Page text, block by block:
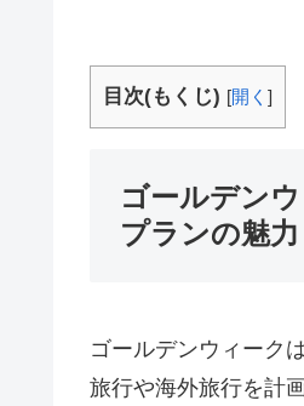
目次(もくじ) [開く ]
ゴールデン
プランの魅力
ゴールデンウィーク
旅行や海外旅行を計